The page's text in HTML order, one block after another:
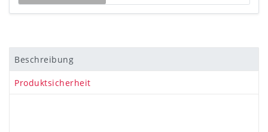
Beschreibung
Produktsicherheit